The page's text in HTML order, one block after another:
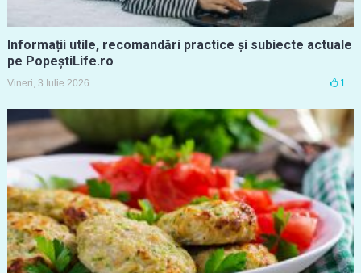
Informații utile, recomandări practice și subiecte actuale
pe PopeștiLife.ro
Vineri, 3 Iulie 2026 1